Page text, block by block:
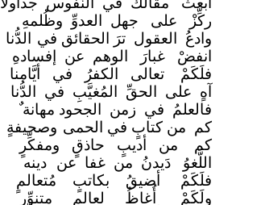
ركِّزْ على جهل العدوِّ وظُلمهِ
وادعُ العقول ترَ الحقائق في
الدُّنا
انفضْ غبارَ الوهم عن إفسادهِ
فلَكَمْ تعالى الكفرُ في أيَّامنا
آهٍ على الحقِّ المُغيَّبِ في الدُّنا
فالعلمُ في زمن الجحود مهانة ٌ
كم من كتابٍ في الحمى وصحيفةٍ
كم من أديبٍ حاذقٍ ومفكِّرٍ
اللَّغوُ دَيدنُ من غفا عن دينه
فلَكَمْ أضيقُ بكاتبٍ مُتعالمٍ
ولَكَمْ أُغاظُ لعالمٍ متنوِّرٍ